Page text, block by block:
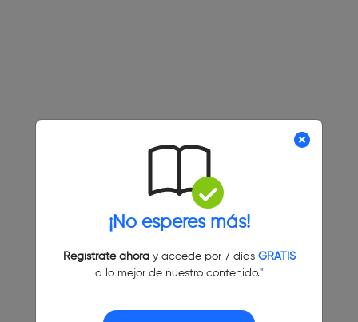
¡No esperes más!
Regístrate ahoray accede por 7 días GRATIS
a lo mejor de nuestro contenido."